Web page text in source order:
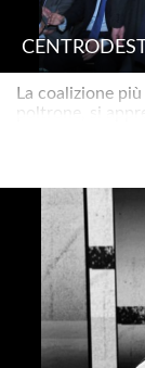
La coalizione
poltrone, si